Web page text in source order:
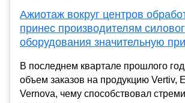
Ажиотаж вокруг центров
принес производителям
оборудования значительную
В последнем квартале прошлого
объем заказов на продукцию Vertiv,
Vernova, чему способствовал